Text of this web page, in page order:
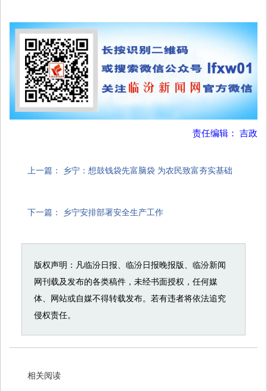
责任编辑： 吉政
上一篇： 乡宁：想鼓钱袋先富脑袋 为农民致富夯实基础
下一篇： 乡宁安排部署安全生产工作
版权声明：凡临汾日报、临汾日报晚报版、临汾新闻
网刊载及发布的各类稿件，未经书面授权，任何媒
体、网站或自媒不得转载发布。若有违者将依法追究
侵权责任。
相关阅读